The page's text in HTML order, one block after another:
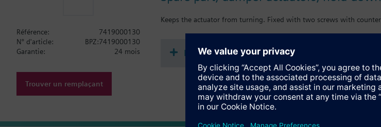
Keeps the actuator from turning. Fixed with two screws with
Référence:
7419000130
N° d'article:
BPZ:7419000130
Garantie:
24 mois
Trouver un remplaçant
Documentation